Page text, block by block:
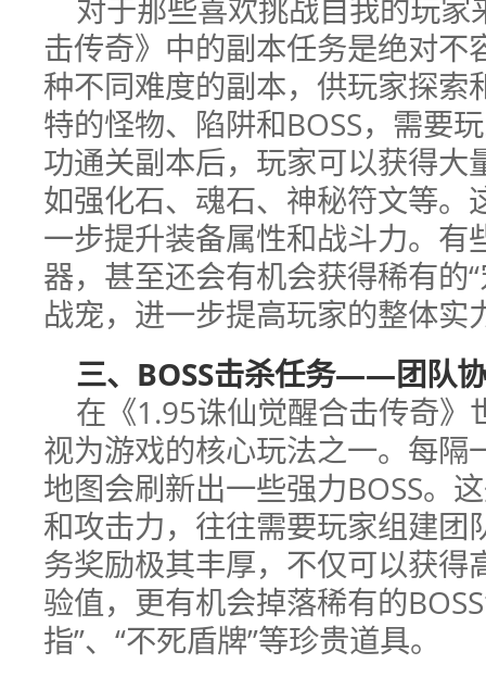
对于那些喜欢挑战自我的玩
击传奇》中的副本任务是绝对不
种不同难度的副本，供玩家探索
特的怪物、陷阱和BOSS，需要
功通关副本后，玩家可以获得大
如强化石、魂石、神秘符文等。
一步提升装备属性和战斗力。有
器，甚至还会有机会获得稀有的
战宠，进一步提高玩家的整体实
三、BOSS击杀任务——团队
在《1.95诛仙觉醒合击传奇》
视为游戏的核心玩法之一。每隔
地图会刷新出一些强力BOSS。
和攻击力，往往需要玩家组建团
务奖励极其丰厚，不仅可以获得
验值，更有机会掉落稀有的
指”、“不死盾牌”等珍贵道具。